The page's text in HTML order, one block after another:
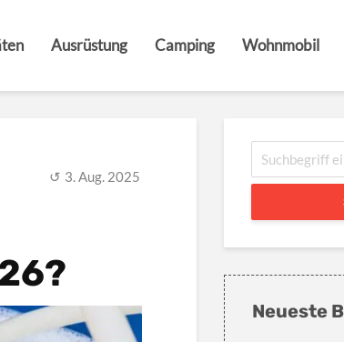
Ausrüstung Camping Wohnmobil
3. Aug. 2025
Neueste